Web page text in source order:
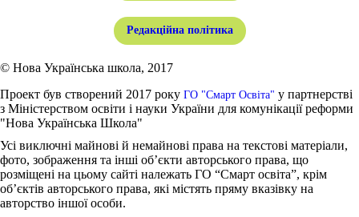
Редакційна політика
© Нова Українська школа, 2017
Проект був створений 2017 року ГО "Смарт Освіта" у партнерстві
з Міністерством освіти і науки України для комунікації реформи
"Нова Українська Школа"
Усі виключні майнові й немайнові права на текстові матеріали,
фото, зображення та інші об’єкти авторського права, що
розміщені на цьому сайті належать ГО “Смарт освіта”, крім
об’єктів авторського права, які містять пряму вказівку на
авторство іншої особи.